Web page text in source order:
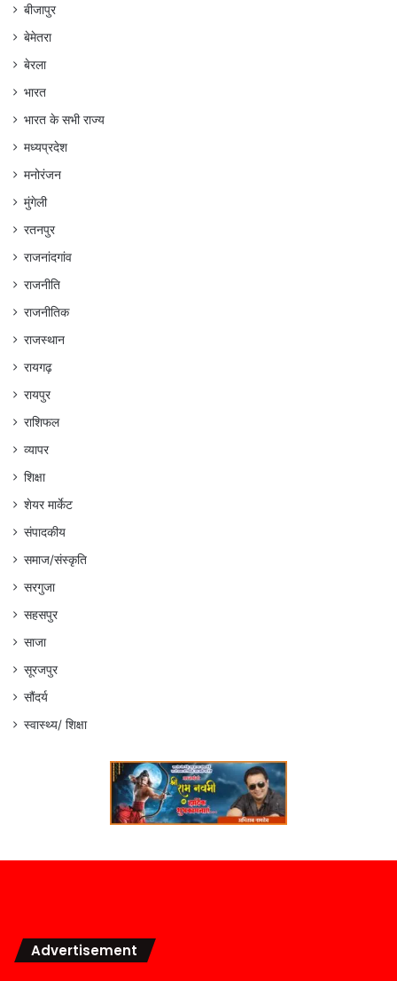
बीजापुर
बेमेतरा
बेरला
भारत
भारत के सभी राज्य
मध्यप्रदेश
मनोरंजन
मुंगेली
रतनपुर
राजनांदगांव
राजनीति
राजनीतिक
राजस्थान
रायगढ़
रायपुर
राशिफल
व्यापर
शिक्षा
शेयर मार्केट
संपादकीय
समाज/संस्कृति
सरगुजा
सहसपुर
साजा
सूरजपुर
सौंदर्य
स्वास्थ्य/ शिक्षा
Advertisement